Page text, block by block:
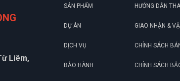
Liêm,
SẢN PHẨM
DỰ ÁN
DỊCH VỤ
BẢO HÀNH
HƯỚNG DẪN
GIAO NHẬN &
CHÍNH SÁCH
CHÍNH SÁCH